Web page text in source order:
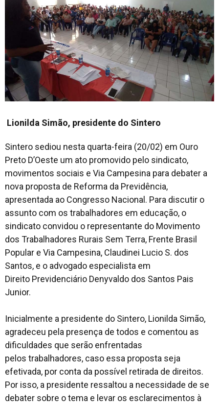
Lionilda Simão, presidente do Sintero
Sintero sediou nesta quarta-feira (20/02) em Ouro
Preto D’Oeste um ato promovido pelo sindicato,
movimentos sociais e Via Campesina para debater a
nova proposta de Reforma da Previdência,
apresentada ao Congresso Nacional. Para discutir o
assunto com os trabalhadores em educação, o
sindicato convidou o representante do Movimento
dos Trabalhadores Rurais Sem Terra, Frente Brasil
Popular e Via Campesina, Claudinei Lucio S. dos
Santos, e o advogado especialista em
Direito Previdenciário Denyvaldo dos Santos Pais
Junior.
Inicialmente a presidente do Sintero, Lionilda Simão,
agradeceu pela presença de todos e comentou as
dificuldades que serão enfrentadas
pelos trabalhadores, caso essa proposta seja
efetivada, por conta da possível retirada de direitos.
Por isso, a presidente ressaltou a necessidade de se
debater sobre o tema e levar os esclarecimentos à